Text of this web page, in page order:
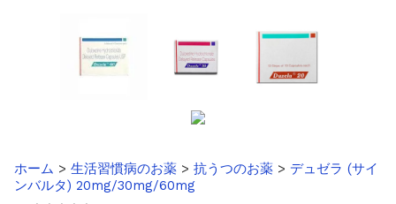
ホーム >生活習慣病のお薬 >抗うつのお薬 > デュゼラ (サイ
ンバルタ) 20mg/30mg/60mg